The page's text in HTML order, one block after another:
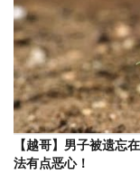
【越哥】男子被遗忘
法有点恶心！